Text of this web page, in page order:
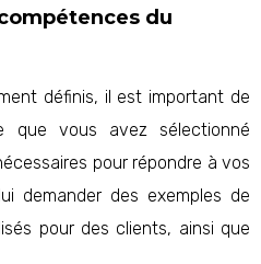
du
définis, il est important de
que vous avez sélectionné
pour répondre à vos
demander des exemples de
pour des clients, ainsi que